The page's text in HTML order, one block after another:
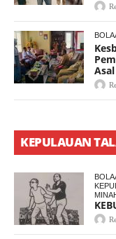
KEPULAUAN